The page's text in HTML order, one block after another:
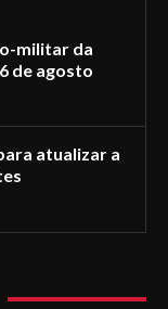
militar da
de agosto
atualizar a